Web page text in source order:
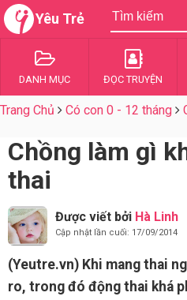
Yêu Trẻ
DANH MỤC ĐỌC TRUYỆN
Trang Chủ Có con 0 - 12 tháng
Chồng làm gì
thai
Được viết bởi Hà Linh
Cập nhật lần cuối: 17/09/2014
(Yeutre.vn) Khi mang thai
ro, trong đó động thai khá